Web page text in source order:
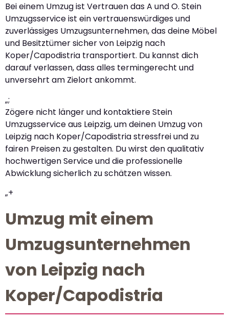
Bei einem Umzug ist Vertrauen das A und O. Stein
Umzugsservice ist ein vertrauenswürdiges und
zuverlässiges Umzugsunternehmen, das deine Möbel
und Besitztümer sicher von Leipzig nach
Koper/Capodistria transportiert. Du kannst dich
darauf verlassen, dass alles termingerecht und
unversehrt am Zielort ankommt.
„;
Zögere nicht länger und kontaktiere Stein
Umzugsservice aus Leipzig, um deinen Umzug von
Leipzig nach Koper/Capodistria stressfrei und zu
fairen Preisen zu gestalten. Du wirst den qualitativ
hochwertigen Service und die professionelle
Abwicklung sicherlich zu schätzen wissen.
„+
Umzug mit einem
Umzugsunternehmen
von Leipzig nach
Koper/Capodistria